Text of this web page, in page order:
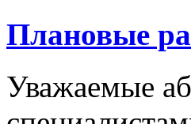
Плановые
Уважаемые